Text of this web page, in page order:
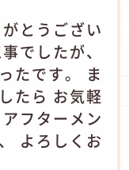
とうござい
でしたが、
たです。 ま
たら お気軽
フターメン
よろしくお